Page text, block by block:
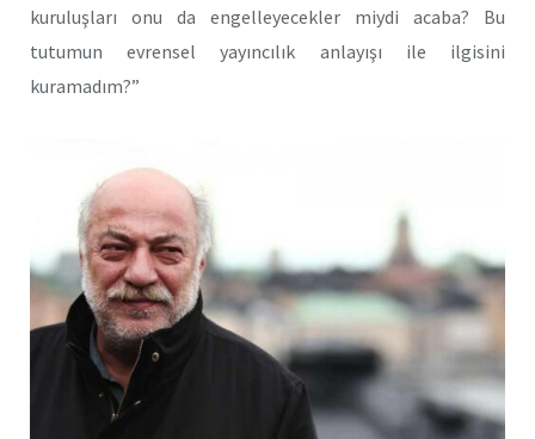
kuruluşları onu da engelleyecekler miydi acaba? Bu
tutumun evrensel yayıncılık anlayışı ile ilgisini
kuramadım?”